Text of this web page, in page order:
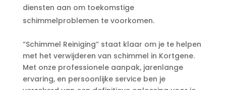
diensten aan om toekomstige
schimmelproblemen te voorkomen.​
“Schimmel Reiniging” staat klaar om je te helpen
met het verwijderen van schimmel in Kortgene.​
Met onze professionele aanpak, jarenlange
ervaring, en persoonlijke service ben je